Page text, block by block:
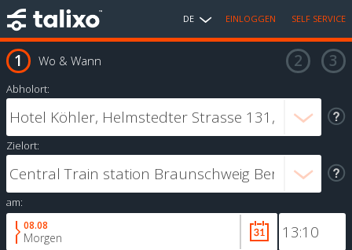
DE EINLOGGEN SELF SERVICE
Wo & Wann
Abholort:
Zielort:
am:
08.08
Morgen